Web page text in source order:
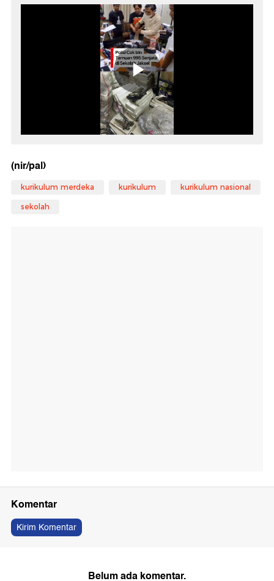
(nir/pal)
kurikulum merdeka kurikulum kurikulum nasional
sekolah
Komentar
Kirim Komentar
Belum ada komentar.